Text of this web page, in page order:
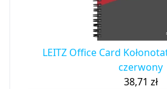
LEITZ Office Card
czerwony
38,71 zł